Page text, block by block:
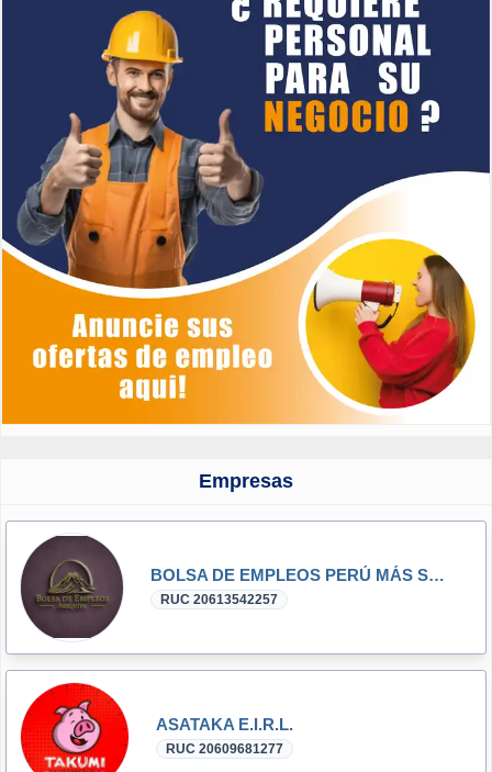
Empresas
BOLSA DE EMPLEOS PERÚ MÁS S.A.C
RUC 20613542257
ASATAKA E.I.R.L.
RUC 20609681277